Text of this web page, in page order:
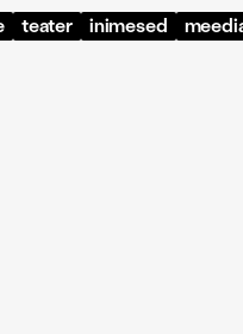
teater inimesed